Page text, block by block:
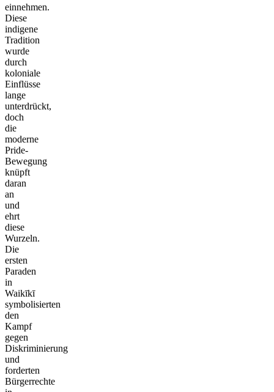
einnehmen.
Diese
indigene
Tradition
wurde
durch
koloniale
Einflüsse
lange
unterdrückt,
doch
die
moderne
Pride-
Bewegung
knüpft
daran
an
und
ehrt
diese
Wurzeln.
Die
ersten
Paraden
in
Waikīkī
symbolisierten
den
Kampf
gegen
Diskriminierung
und
forderten
Bürgerrechte